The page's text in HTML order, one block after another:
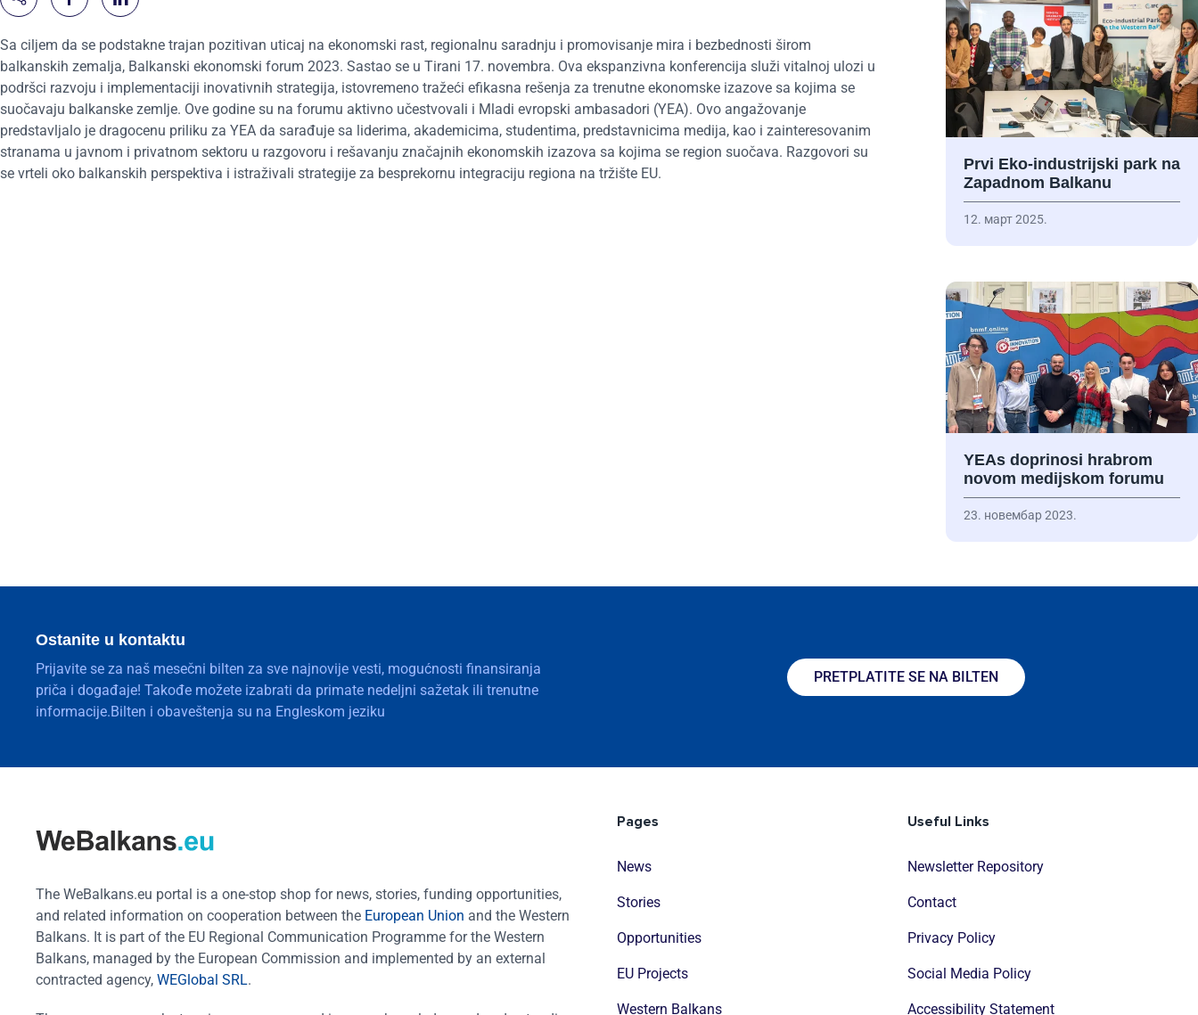
Sa ciljem da se podstakne trajan pozitivan uticaj na ekonomski rast, regionalnu saradnju i promovisanje mira i bezbednosti širom
balkanskih zemalja, Balkanski ekonomski forum 2023. Sastao se u Tirani 17. novembra. Ova ekspanzivna konferencija služi vitalnoj ulozi u
podršci razvoju i implementaciji inovativnih strategija, istovremeno tražeći efikasna rešenja za trenutne ekonomske izazove sa kojima se
suočavaju balkanske zemlje. Ove godine su na forumu aktivno učestvovali i Mladi evropski ambasadori (YEA). Ovo angažovanje
predstavljalo je dragocenu priliku za YEA da sarađuje sa liderima, akademicima, studentima, predstavnicima medija, kao i zainteresovanim
stranama u javnom i privatnom sektoru u razgovoru i rešavanju značajnih ekonomskih izazova sa kojima se region suočava. Razgovori su
se vrteli oko balkanskih perspektiva i istraživali strategije za besprekornu integraciju regiona na tržište EU.
Prvi Eko-industrijski park na
Zapadnom Balkanu
12. март 2025.
YEAs doprinosi hrabrom
novom medijskom forumu
23. новембар 2023.
Ostanite u kontaktu
Prijavite se za naš mesečni bilten za sve najnovije vesti, mogućnosti finansiranja
priča i događaje! Takođe možete izabrati da primate nedeljni sažetak ili trenutne
informacije.Bilten i obaveštenja su na Engleskom jeziku
PRETPLATITE SE NA BILTEN
The WeBalkans.eu portal is a one-stop shop for news, stories, funding opportunities,
and related information on cooperation between the European Union and the Western
Balkans. It is part of the EU Regional Communication Programme for the Western
Balkans, managed by the European Commission and implemented by an external
contracted agency, WEGlobal SRL.
Pages
News
Stories
Opportunities
EU Projects
Western Balkans
Useful Links
Newsletter Repository
Contact
Privacy Policy
Social Media Policy
Accessibility Statement